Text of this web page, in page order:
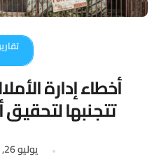
تقارير
أخطاء إدارة
تتجنبها
يوليو 26, 2026